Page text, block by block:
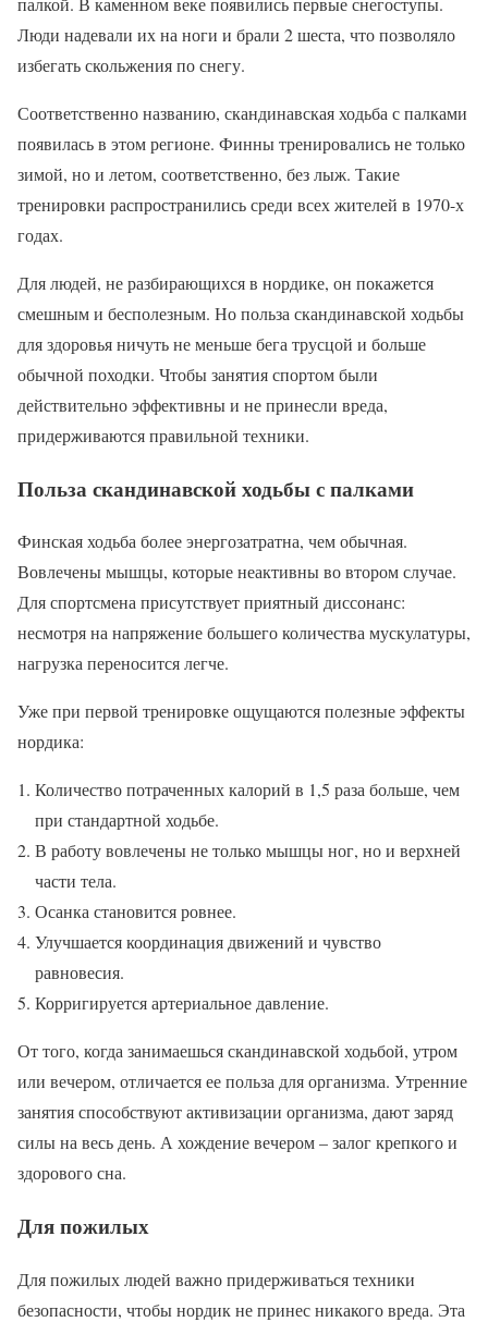
Люди надевали их на ноги и брали 2 шеста, что позволяло
избегать скольжения по снегу.
Соответственно названию, скандинавская ходьба с палками
появилась в этом регионе. Финны тренировались не только
зимой, но и летом, соответственно, без лыж. Такие
тренировки распространились среди всех жителей в 1970-х
годах.
Для людей, не разбирающихся в нордике, он покажется
смешным и бесполезным. Но польза скандинавской ходьбы
для здоровья ничуть не меньше бега трусцой и больше
обычной походки. Чтобы занятия спортом были
действительно эффективны и не принесли вреда,
придерживаются правильной техники.
Польза скандинавской ходьбы с палками
Финская ходьба более энергозатратна, чем обычная.
Вовлечены мышцы, которые неактивны во втором случае.
Для спортсмена присутствует приятный диссонанс:
несмотря на напряжение большего количества мускулатуры,
нагрузка переносится легче.
Уже при первой тренировке ощущаются полезные эффекты
нордика:
Количество потраченных калорий в 1,5 раза больше, чем
при стандартной ходьбе.
В работу вовлечены не только мышцы ног, но и верхней
части тела.
Осанка становится ровнее.
Улучшается координация движений и чувство
равновесия.
Корригируется артериальное давление.
От того, когда занимаешься скандинавской ходьбой, утром
или вечером, отличается ее польза для организма. Утренние
занятия способствуют активизации организма, дают заряд
силы на весь день. А хождение вечером – залог крепкого и
здорового сна.
Для пожилых
Для пожилых людей важно придерживаться техники
безопасности, чтобы нордик не принес никакого вреда. Эта